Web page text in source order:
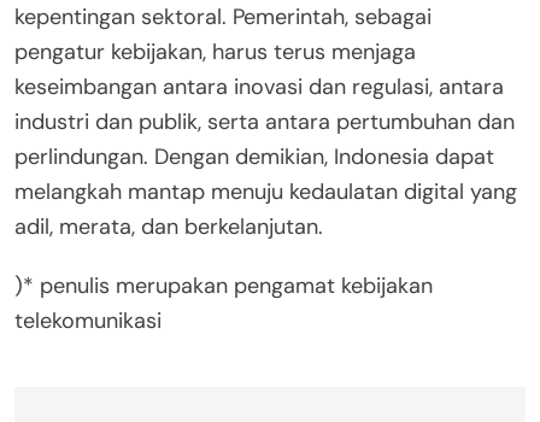
kepentingan sektoral. Pemerintah, sebagai
pengatur kebijakan, harus terus menjaga
keseimbangan antara inovasi dan regulasi, antara
industri dan publik, serta antara pertumbuhan dan
perlindungan. Dengan demikian, Indonesia dapat
melangkah mantap menuju kedaulatan digital yang
adil, merata, dan berkelanjutan.
)* penulis merupakan pengamat kebijakan
telekomunikasi